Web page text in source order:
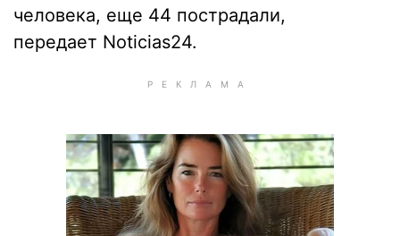
человека, еще 44 пострадали,
передает Noticias24.